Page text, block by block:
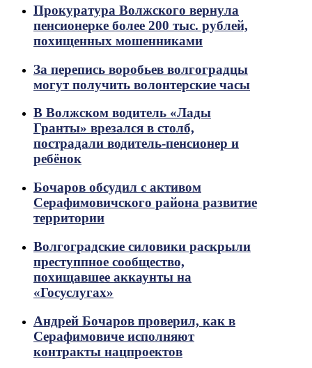
Прокуратура Волжского вернула
пенсионерке более 200 тыс. рублей,
похищенных мошенниками
За перепись воробьев волгоградцы
могут получить волонтерские часы
В Волжском водитель «Лады
Гранты» врезался в столб,
пострадали водитель-пенсионер и
ребёнок
Бочаров обсудил с активом
Серафимовичского района развитие
территории
Волгоградские силовики раскрыли
преступпное сообщество,
похищавшее аккаунты на
«Госуслугах»
Андрей Бочаров проверил, как в
Серафимовиче исполняют
контракты нацпроектов